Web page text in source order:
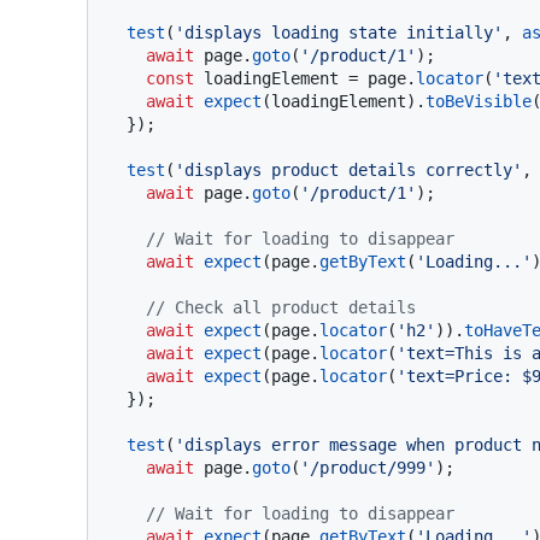
test ( 'displays loading state initially' ,
await page.goto( '/product/1' );
const loadingElement = page. locator(
await
expect (loadingElement).toBeVisible
test ( 'displays product details correctly' ,
await page.goto( '/product/1' );
// Wait for loading to disappear
await
expect (page.getByText ( 'Loading...'
// Check all product details
await
expect (page. locator( 'h2' )).
await
expect (page. locator( 'text=This is
await
expect (page. locator( 'text=Price:
test ( 'displays error message when product
await page.goto( '/product/999' );
// Wait for loading to disappear
await
expect (page. getByText ( 'Loading...'